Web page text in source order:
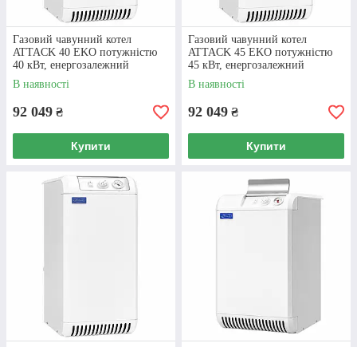
Газовий чавунний котел
ATTACK 40 EKO потужністю
40 кВт, енергозалежний
В наявності
92 049 ₴
Купити
Газовий чавунний котел
ATTACK 45 EKO потужністю
45 кВт, енергозалежний
В наявності
92 049 ₴
Купити